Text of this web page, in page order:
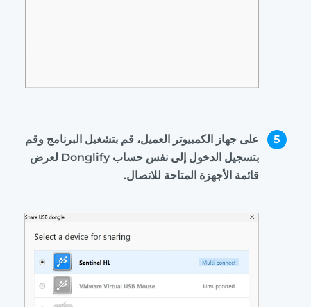
5
على جهاز الكمبيوتر العميل، قم بتشغيل البرنامج وقم
بتسجيل الدخول إلى نفس حساب Donglify لعرض
قائمة الأجهزة المتاحة للاتصال.